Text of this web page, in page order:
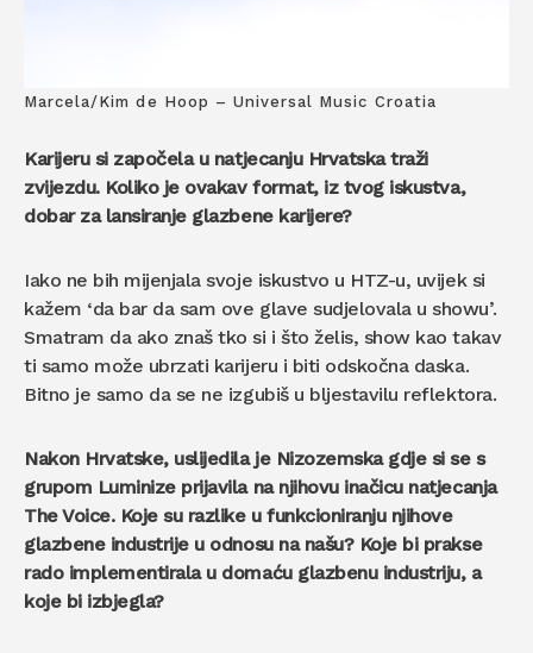
Marcela/Kim de Hoop – Universal Music Croatia
Karijeru si započela u natjecanju Hrvatska traži
zvijezdu. Koliko je ovakav format, iz tvog iskustva,
dobar za lansiranje glazbene karijere?
Iako ne bih mijenjala svoje iskustvo u HTZ-u, uvijek si
kažem ‘da bar da sam ove glave sudjelovala u showu’.
Smatram da ako znaš tko si i što želis, show kao takav
ti samo može ubrzati karijeru i biti odskočna daska.
Bitno je samo da se ne izgubiš u bljestavilu reflektora.
Nakon Hrvatske, uslijedila je Nizozemska gdje si se s
grupom Luminize prijavila na njihovu inačicu natjecanja
The Voice. Koje su razlike u funkcioniranju njihove
glazbene industrije u odnosu na našu? Koje bi prakse
rado implementirala u domaću glazbenu industriju, a
koje bi izbjegla?